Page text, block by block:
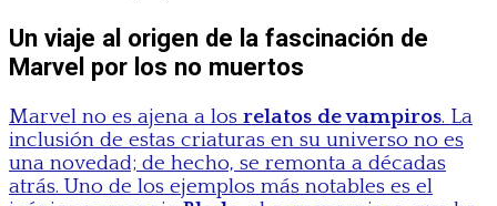
Un viaje al origen de la fascinación de
Marvel por los no muertos
Marvel no es ajena a los relatos de vampiros. La
inclusión de estas criaturas en su universo no es
una novedad; de hecho, se remonta a décadas
atrás. Uno de los ejemplos más notables es el